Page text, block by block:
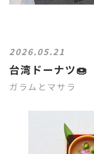
2026.05.21
台湾ドーナツ🍩
ガラムとマサラ